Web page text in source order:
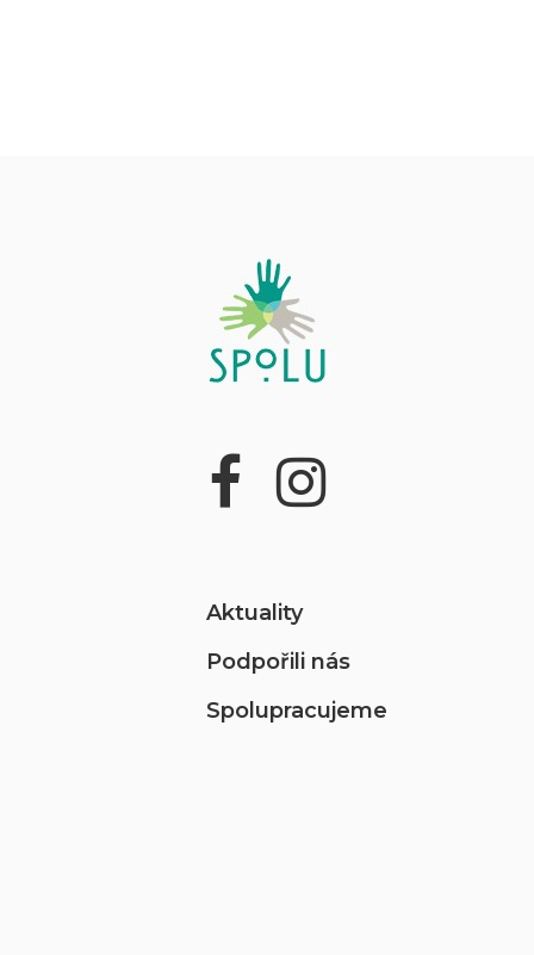
Aktuality
Podpořili nás
Spolupracujeme